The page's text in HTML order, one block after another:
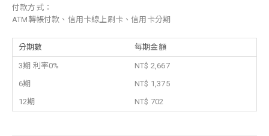
付款方式：
ATM轉帳付款、信用卡線上刷卡、信用卡分期
分期數 每期金額
3期 利率0%
NT$ 2,667
6期
NT$ 1,375
12期
NT$ 702